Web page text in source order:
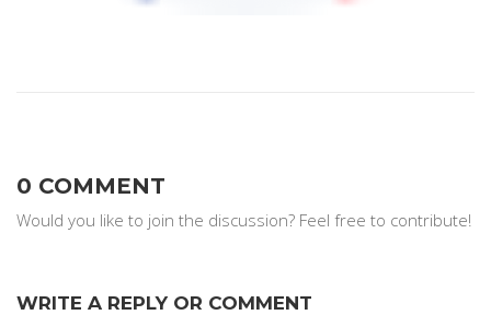
0 COMMENT
Would you like to join the discussion? Feel free to contribute!
WRITE A REPLY OR COMMENT